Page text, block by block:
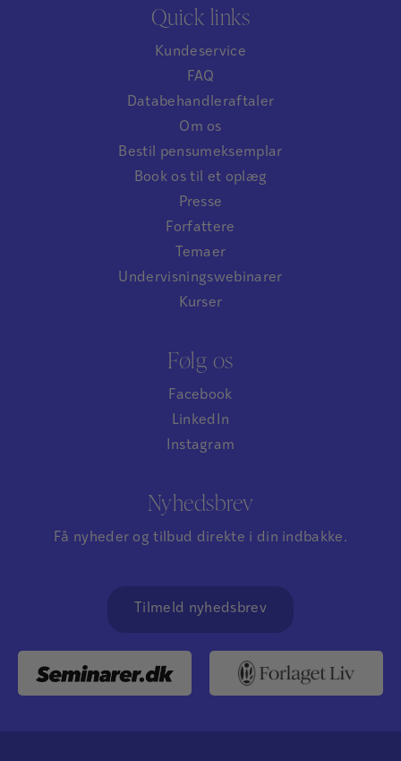
Quick links
Kundeservice
FAQ
Databehandleraftaler
Om os
Bestil pensumeksemplar
Book os til et oplæg
Presse
Forfattere
Temaer
Undervisningswebinarer
Kurser
Følg os
Facebook
LinkedIn
Instagram
Nyhedsbrev
Få nyheder og tilbud direkte i din indbakke.
Tilmeld nyhedsbrev